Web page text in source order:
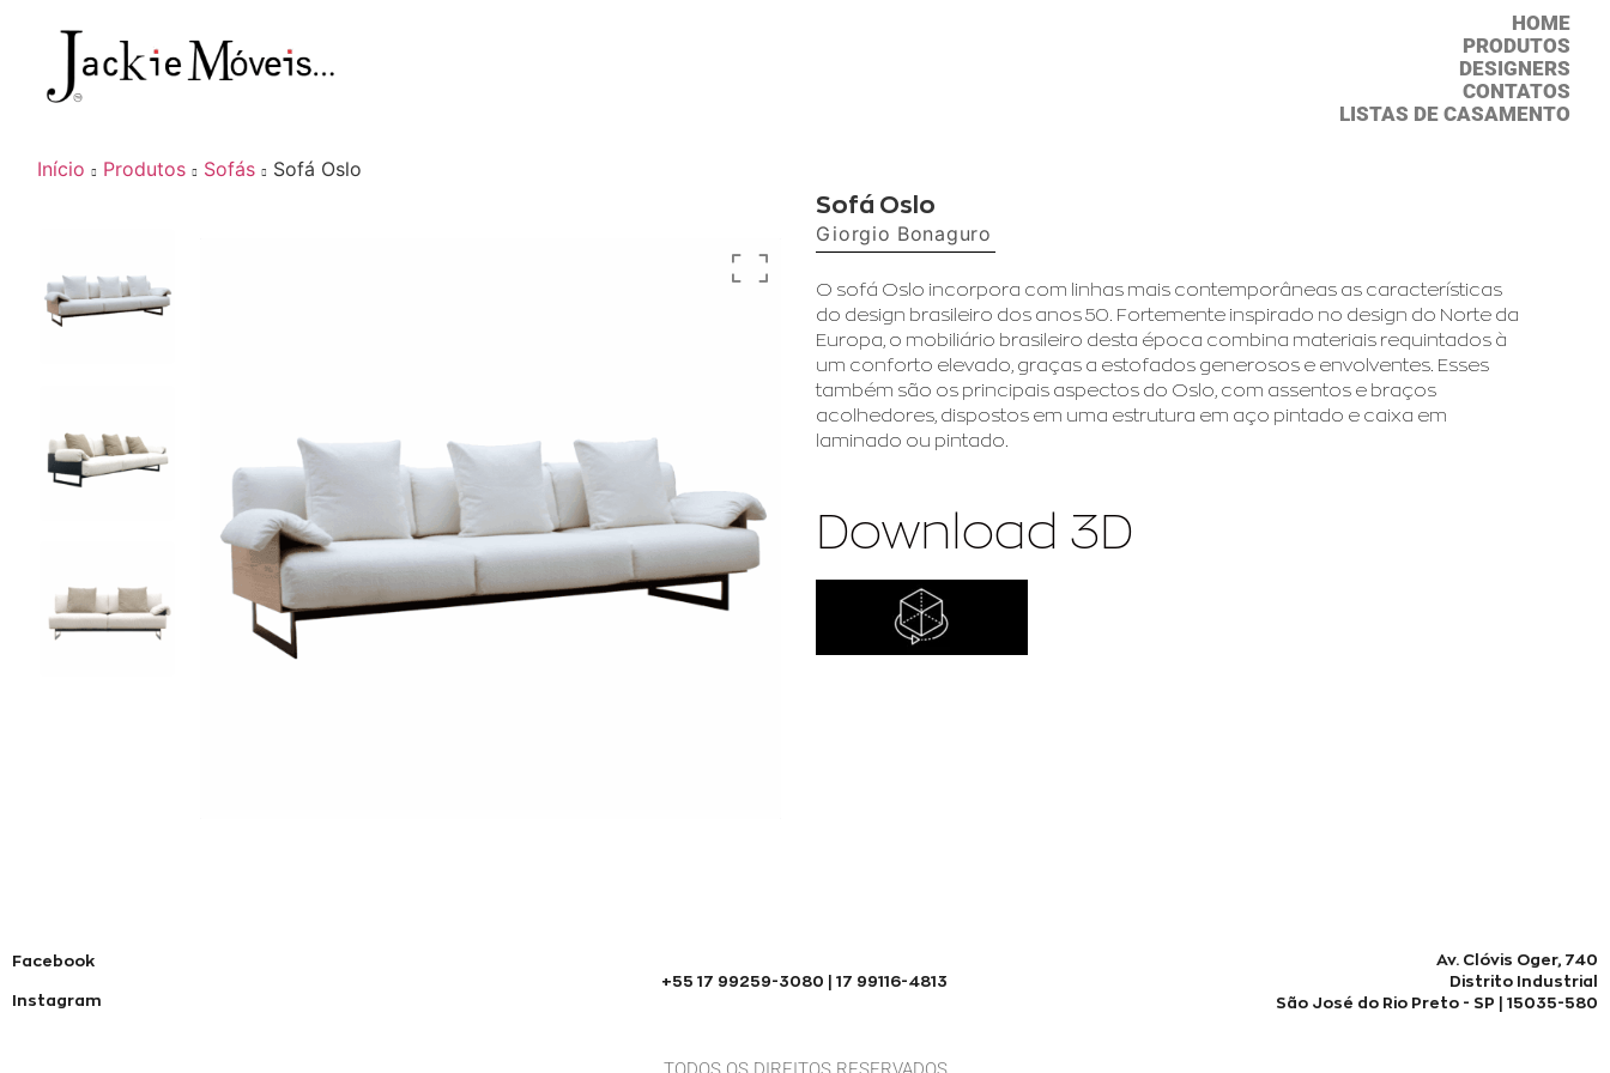
HOME
PRODUTOS
DESIGNERS
CONTATOS
LISTAS DE CASAMENTO
Início Produtos Sofás Sofá Oslo
Sofá Oslo
Giorgio Bonaguro
O sofá Oslo incorpora com linhas mais contemporâneas as características
do design brasileiro dos anos 50. Fortemente inspirado no design do Norte da
Europa, o mobiliário brasileiro desta época combina materiais requintados à
um conforto elevado, graças a estofados generosos e envolventes. Esses
também são os principais aspectos do Oslo, com assentos e braços
acolhedores, dispostos em uma estrutura em aço pintado e caixa em
laminado ou pintado.
Download 3D
Facebook
Instagram
+55 17 99259-3080 | 17 99116-4813
Av. Clóvis Oger, 740
Distrito Industrial
São José do Rio Preto - SP | 15035-580